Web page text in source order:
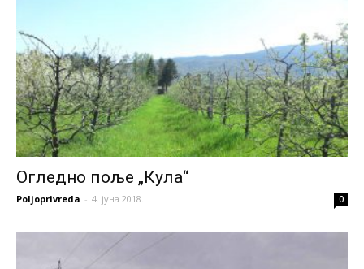
Огледно поље „Кула“
Poljoprivreda - 4. јуна 2018. 0